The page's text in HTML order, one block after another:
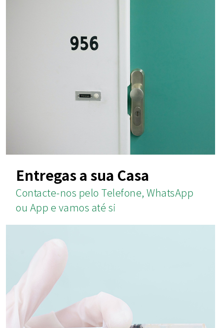
Entregas a sua Casa
Contacte-nos pelo Telefone, WhatsApp
ou App e vamos até si